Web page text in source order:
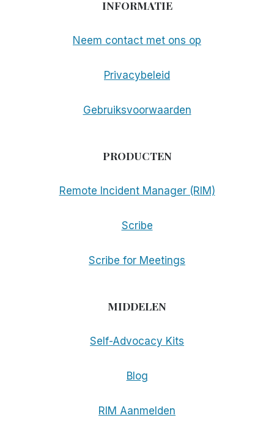
INFORMATIE
Neem contact met ons op
Privacybeleid
Gebruiksvoorwaarden
PRODUCTEN
Remote Incident Manager (RIM)
Scribe
Scribe for Meetings
MIDDELEN
Self-Advocacy Kits
Blog
RIM Aanmelden